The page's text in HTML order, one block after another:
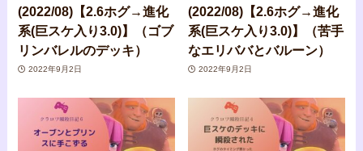
(2022/08)【2.6ホグ→進化
系(巨スケ入り3.0)】（ゴブ
リンバレルのデッキ）
2022年9月2日
(2022/08)【2.6ホグ→進化
系(巨スケ入り3.0)】（苦手
なエリババとバルーン）
2022年9月2日